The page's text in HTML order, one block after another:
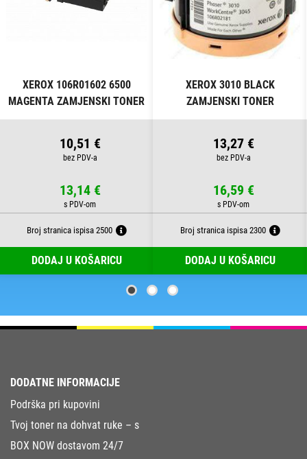
XEROX 106R01602 6500
MAGENTA ZAMJENSKI TONER
10,51 €
13,14 €
Broj stranica ispisa 2500
DODAJ U KOŠARICU
XEROX 3010 BLACK
ZAMJENSKI TONER
13,27 €
16,59 €
Broj stranica ispisa 2300
DODAJ U KOŠARICU
DODATNE INFORMACIJE
Podrška pri kupovini
Tvoj toner na dohvat ruke – s
BOX NOW dostavom 24/7